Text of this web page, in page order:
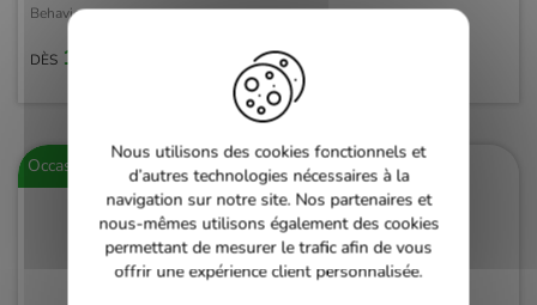
Behaviour
DÈS 10,00 €
Occasion
Nous utilisons des cookies fonctionnels et
d’autres technologies nécessaires à la
navigation sur notre site. Nos partenaires et
nous-mêmes utilisons également des cookies
permettant de mesurer le trafic afin de vous
offrir une expérience client personnalisée.